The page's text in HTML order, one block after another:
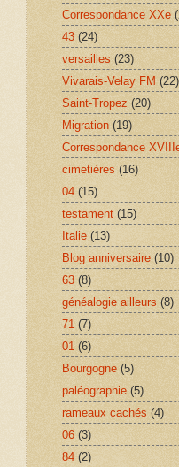
Correspondance XXe
43 (24)
versailles (23)
Vivarais-Velay FM (22)
Saint-Tropez (20)
Migration (19)
Correspondance
cimetières (16)
04 (15)
testament (15)
Italie (13)
Blog anniversaire (10)
63 (8)
généalogie ailleurs (8)
71 (7)
01 (6)
Bourgogne (5)
paléographie (5)
rameaux cachés (4)
06 (3)
84 (2)